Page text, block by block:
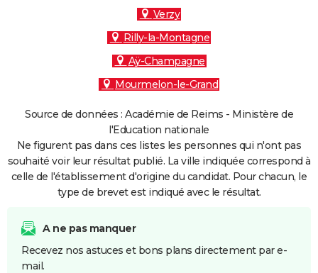
Verzy
Rilly-la-Montagne
Aÿ-Champagne
Mourmelon-le-Grand
Source de données : Académie de Reims - Ministère de
l'Education nationale
Ne figurent pas dans ces listes les personnes qui n'ont pas
souhaité voir leur résultat publié. La ville indiquée correspond à
celle de l'établissement d'origine du candidat. Pour chacun, le
type de brevet est indiqué avec le résultat.
A ne pas manquer
Recevez nos astuces et bons plans directement par e-
mail.